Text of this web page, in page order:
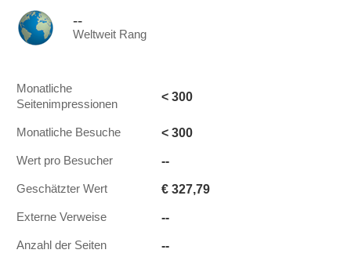
--
Weltweit Rang
Monatliche
Seitenimpressionen
< 300
Monatliche Besuche < 300
Wert pro Besucher --
Geschätzter Wert € 327,79
Externe Verweise --
Anzahl der Seiten --